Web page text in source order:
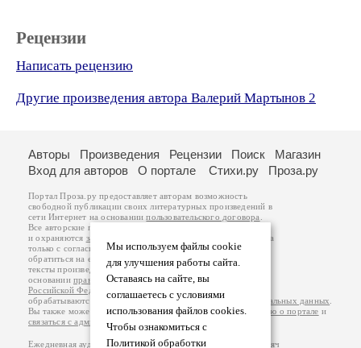
Рецензии
Написать рецензию
Другие произведения автора Валерий Мартынов 2
Мы используем файлы cookie
для улучшения работы сайта.
Оставаясь на сайте, вы
соглашаетесь с условиями
использования файлов cookies.
Чтобы ознакомиться с
Политикой обработки
Авторы Произведения Рецензии Поиск
Магазин
Вход для авторов
О портале Стихи.ру Проза.ру
Портал Проза.ру предоставляет авторам возможность
свободной публикации своих литературных произведений в
сети Интернет на основаниипользовательского договора
Все авторские права на произведения принадлежат авторам
и охраняются законом
. Перепечатка произведений возможна
только с согласия его автора, к которому вы можете
обратиться на его авторской странице. Ответственность за
тексты произведений авторы несут самостоятельно на
основанииправил публикацииизаконодательства
Российской Федерации
обрабатываются на основанииПолитики обработки персональных данных
Вы также можете посмотреть более подробнуюинформацию о портале и
связаться с администрацией
Ежедневная аудитория портала Проза.ру – порядка 100 тысяч